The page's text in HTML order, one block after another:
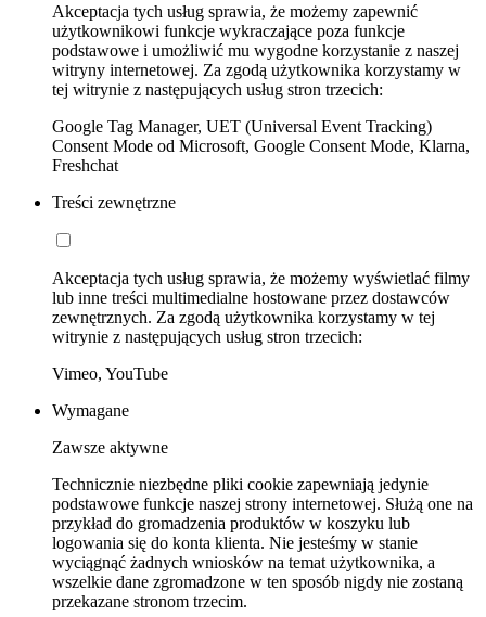
Akceptacja tych usług sprawia, że możemy zapewnić
użytkownikowi funkcje wykraczające poza funkcje
podstawowe i umożliwić mu wygodne korzystanie z naszej
witryny internetowej. Za zgodą użytkownika korzystamy w
tej witrynie z następujących usług stron trzecich:
Google Tag Manager, UET (Universal Event Tracking)
Consent Mode od Microsoft, Google Consent Mode, Klarna,
Freshchat
Treści zewnętrzne
Akceptacja tych usług sprawia, że możemy wyświetlać filmy
lub inne treści multimedialne hostowane przez dostawców
zewnętrznych. Za zgodą użytkownika korzystamy w tej
witrynie z następujących usług stron trzecich:
Vimeo, YouTube
Wymagane
Zawsze aktywne
Technicznie niezbędne pliki cookie zapewniają jedynie
podstawowe funkcje naszej strony internetowej. Służą one na
przykład do gromadzenia produktów w koszyku lub
logowania się do konta klienta. Nie jesteśmy w stanie
wyciągnąć żadnych wniosków na temat użytkownika, a
wszelkie dane zgromadzone w ten sposób nigdy nie zostaną
przekazane stronom trzecim.